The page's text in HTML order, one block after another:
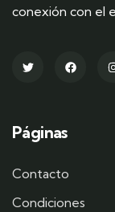
conexión con el
Páginas
Contacto
Condiciones